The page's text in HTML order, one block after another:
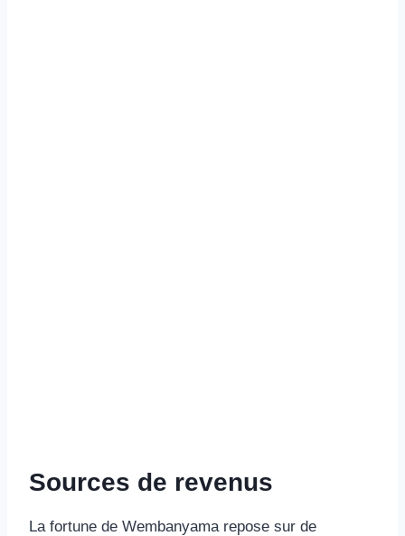
Sources de revenus
La fortune de Wembanyama repose sur de